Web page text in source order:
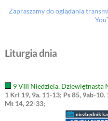
Zapraszamy do oglądania
Liturgia dnia
9 VIII Niedziela. Dziewiętnasta
1 Krl 19, 9a. 11-13; Ps 85, 9ab-
Mt 14, 22-33;